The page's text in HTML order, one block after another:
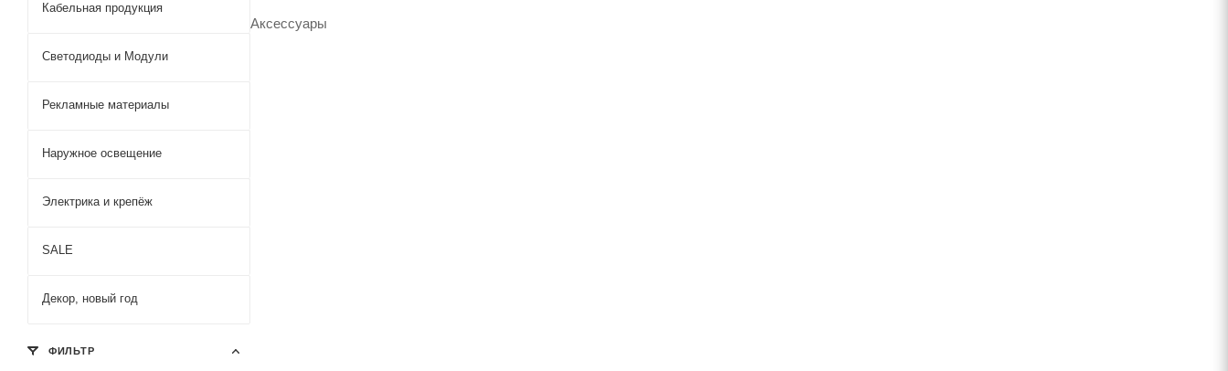
Аксессуары
Кабельная продукция
Светодиоды и Модули
Рекламные материалы
Наружное освещение
Электрика и крепёж
SALE
Декор, новый год
ФИЛЬТР